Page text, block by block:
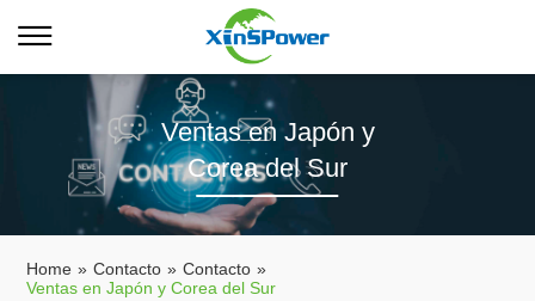
Ventas en Japón y
Corea del Sur
Home » Contacto » Contacto »
Ventas en Japón y Corea del Sur